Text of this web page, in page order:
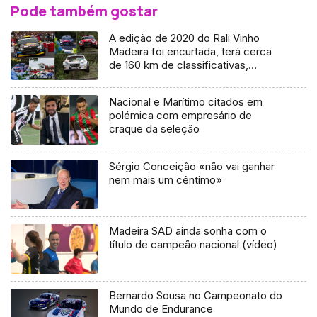
Pode também gostar
A edição de 2020 do Rali Vinho
Madeira foi encurtada, terá cerca
de 160 km de classificativas,
entram no figurino
Nacional e Marítimo citados em
polémica com empresário de
craque da seleção
Sérgio Conceição «não vai ganhar
nem mais um cêntimo»
Madeira SAD ainda sonha com o
título de campeão nacional (vídeo)
Bernardo Sousa no Campeonato do
Mundo de Endurance